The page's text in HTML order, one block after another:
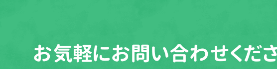
お気軽にお問い合わせくだ